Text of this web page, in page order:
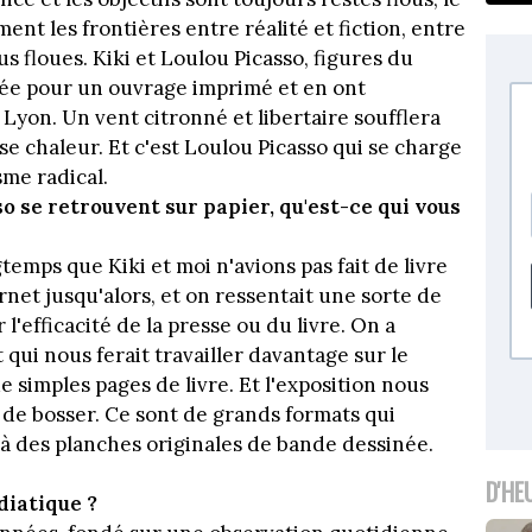
les frontières entre réalité et fiction, entre
floues. Kiki et Loulou Picasso, figures du
pour un ouvrage imprimé et en ont
Un vent citronné et libertaire soufflera
chaleur. Et c'est Loulou Picasso qui se charge
radical.
se retrouvent sur papier, qu'est-ce qui vous
que Kiki et moi n'avions pas fait de livre
jusqu'alors, et on ressentait une sorte de
de la presse ou du livre. On a
nous ferait travailler davantage sur le
pages de livre. Et l'exposition nous
bosser. Ce sont de grands formats qui
des planches originales de bande dessinée.
?